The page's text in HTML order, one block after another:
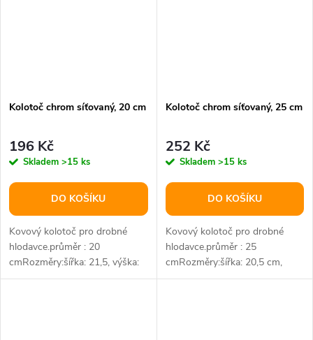
Kolotoč chrom síťovaný, 20 cm
196 Kč
Skladem >15 ks
DO KOŠÍKU
Kovový kolotoč pro drobné
hlodavce.průměr : 20
cmRozměry:šířka: 21,5, výška:
24, délka: 15,5 cmB2B : balení
Kolotoč chrom síťovaný, 25 cm
252 Kč
Skladem >15 ks
DO KOŠÍKU
Kovový kolotoč pro drobné
hlodavce.průměr : 25
cmRozměry:šířka: 20,5 cm,
výška: 27,5 cm, délka: 15,5